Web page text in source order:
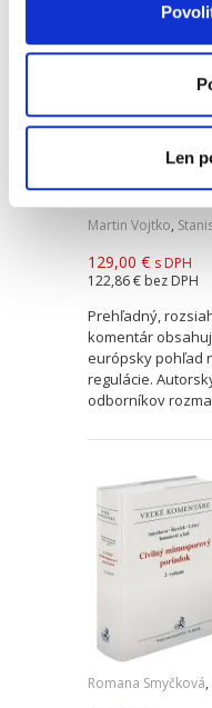
Len
Martin Vojtko,
129,00 € s DPH
122,86 € bez DPH
Prehľadný,
komentár
európsky pohľad
regulácie.
odborníkov
Romana Smyčková,